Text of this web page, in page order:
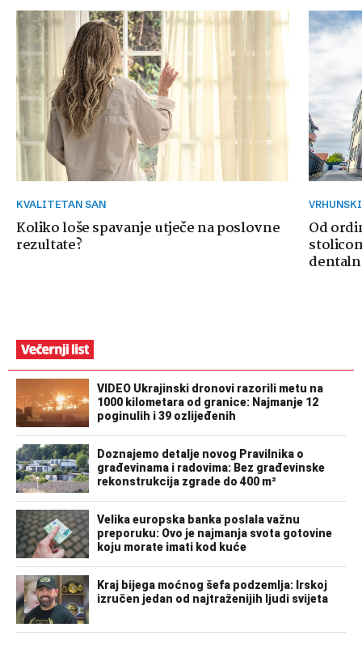
KVALITETAN SAN
Koliko loše spavanje utječe na poslovne
rezultate?
Od